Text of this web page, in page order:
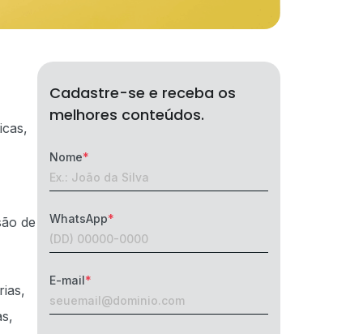
de
Cadastre-se e receba os
melhores conteúdos.
Nome
WhatsApp
E-mail